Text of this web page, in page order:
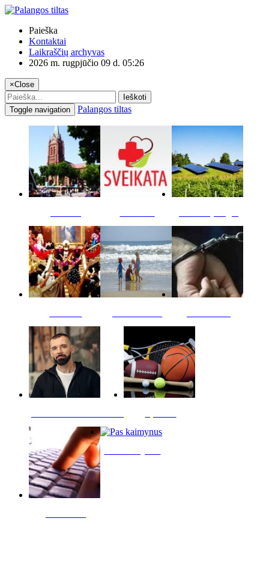
Paieška
Kontaktai
Laikraščių archyvas
2026 m. rugpjūčio 09 d. 05:26
×Close
Ieškoti
Toggle navigation
Palangos tiltas